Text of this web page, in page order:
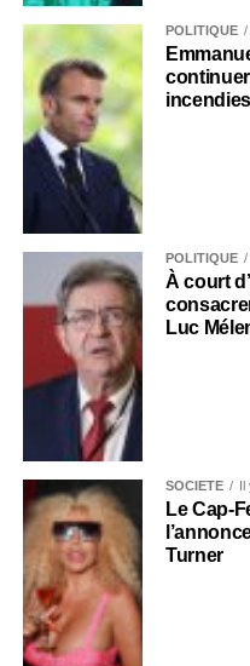
POLITIQUE
incendies
POLITIQUE
À court
Luc
SOCIÉTÉ Il
Le Cap-
Turner